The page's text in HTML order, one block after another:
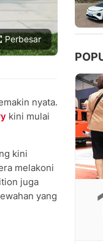
Perbesar
nyata.
kini mulai
kini
melakoni
juga
yang